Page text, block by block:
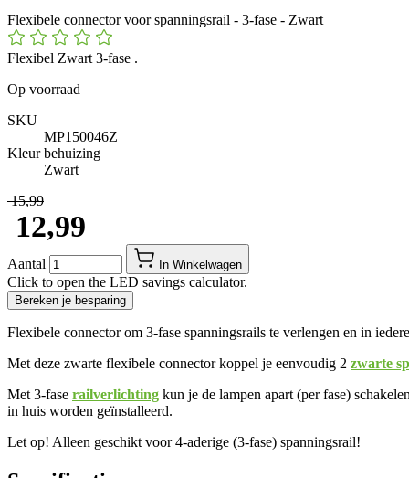
Flexibele connector voor spanningsrail - 3-fase - Zwart
Flexibel Zwart 3-fase .
Op voorraad
SKU
MP150046Z
Kleur behuizing
Zwart
​ 15,99
​ 12,99
Aantal In Winkelwagen
Click to open the LED savings calculator.
Bereken je besparing
Flexibele connector om 3-fase spanningsrails te verlengen en in
Met deze zwarte flexibele connector koppel je eenvoudig 2 zwarte
Met 3-fase railverlichting kun je de lampen apart (per fase)
in huis worden geïnstalleerd.
Let op! Alleen geschikt voor 4-aderige (3-fase) spanningsrail!